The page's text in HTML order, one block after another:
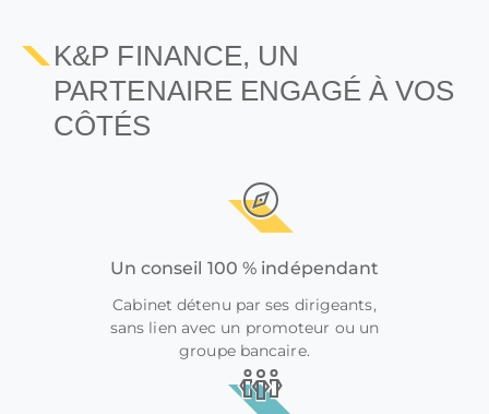
K&P FINANCE, UN
PARTENAIRE ENGAGÉ À VOS
CÔTÉS
Un conseil 100 % indépendant
Cabinet détenu par ses dirigeants,
sans lien avec un promoteur ou un
groupe bancaire.